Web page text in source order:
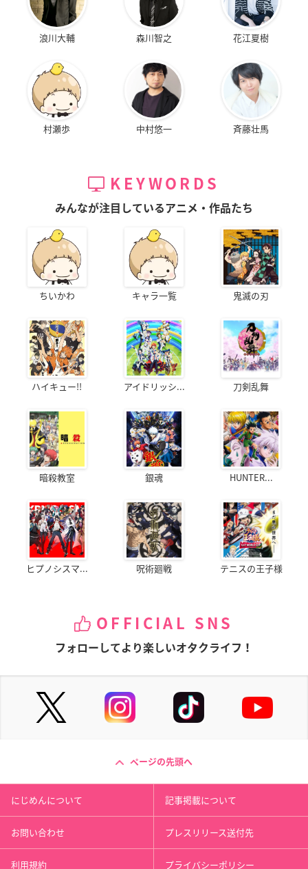
浪川大輔 森川智之 花江夏樹
村瀬歩 中村悠一 斉藤壮馬
KEYWORDS
みんなが注目しているアニメ・作品たち
ちいかわ キャラ一覧 鬼滅の刃
ハイキュー!! アイドリッシ... 刀剣乱舞
暗殺教室 銀魂 HUNTER...
ヒプノシスマ... 呪術廻戦 テニスの王子様
OFFICIAL SNS
フォローしてより楽しいオタクライフ！
ページの先頭へ
にじめんについて 記事掲載について
お問い合わせ プレスリリース送付先
利用規約 プライバシーポリシー